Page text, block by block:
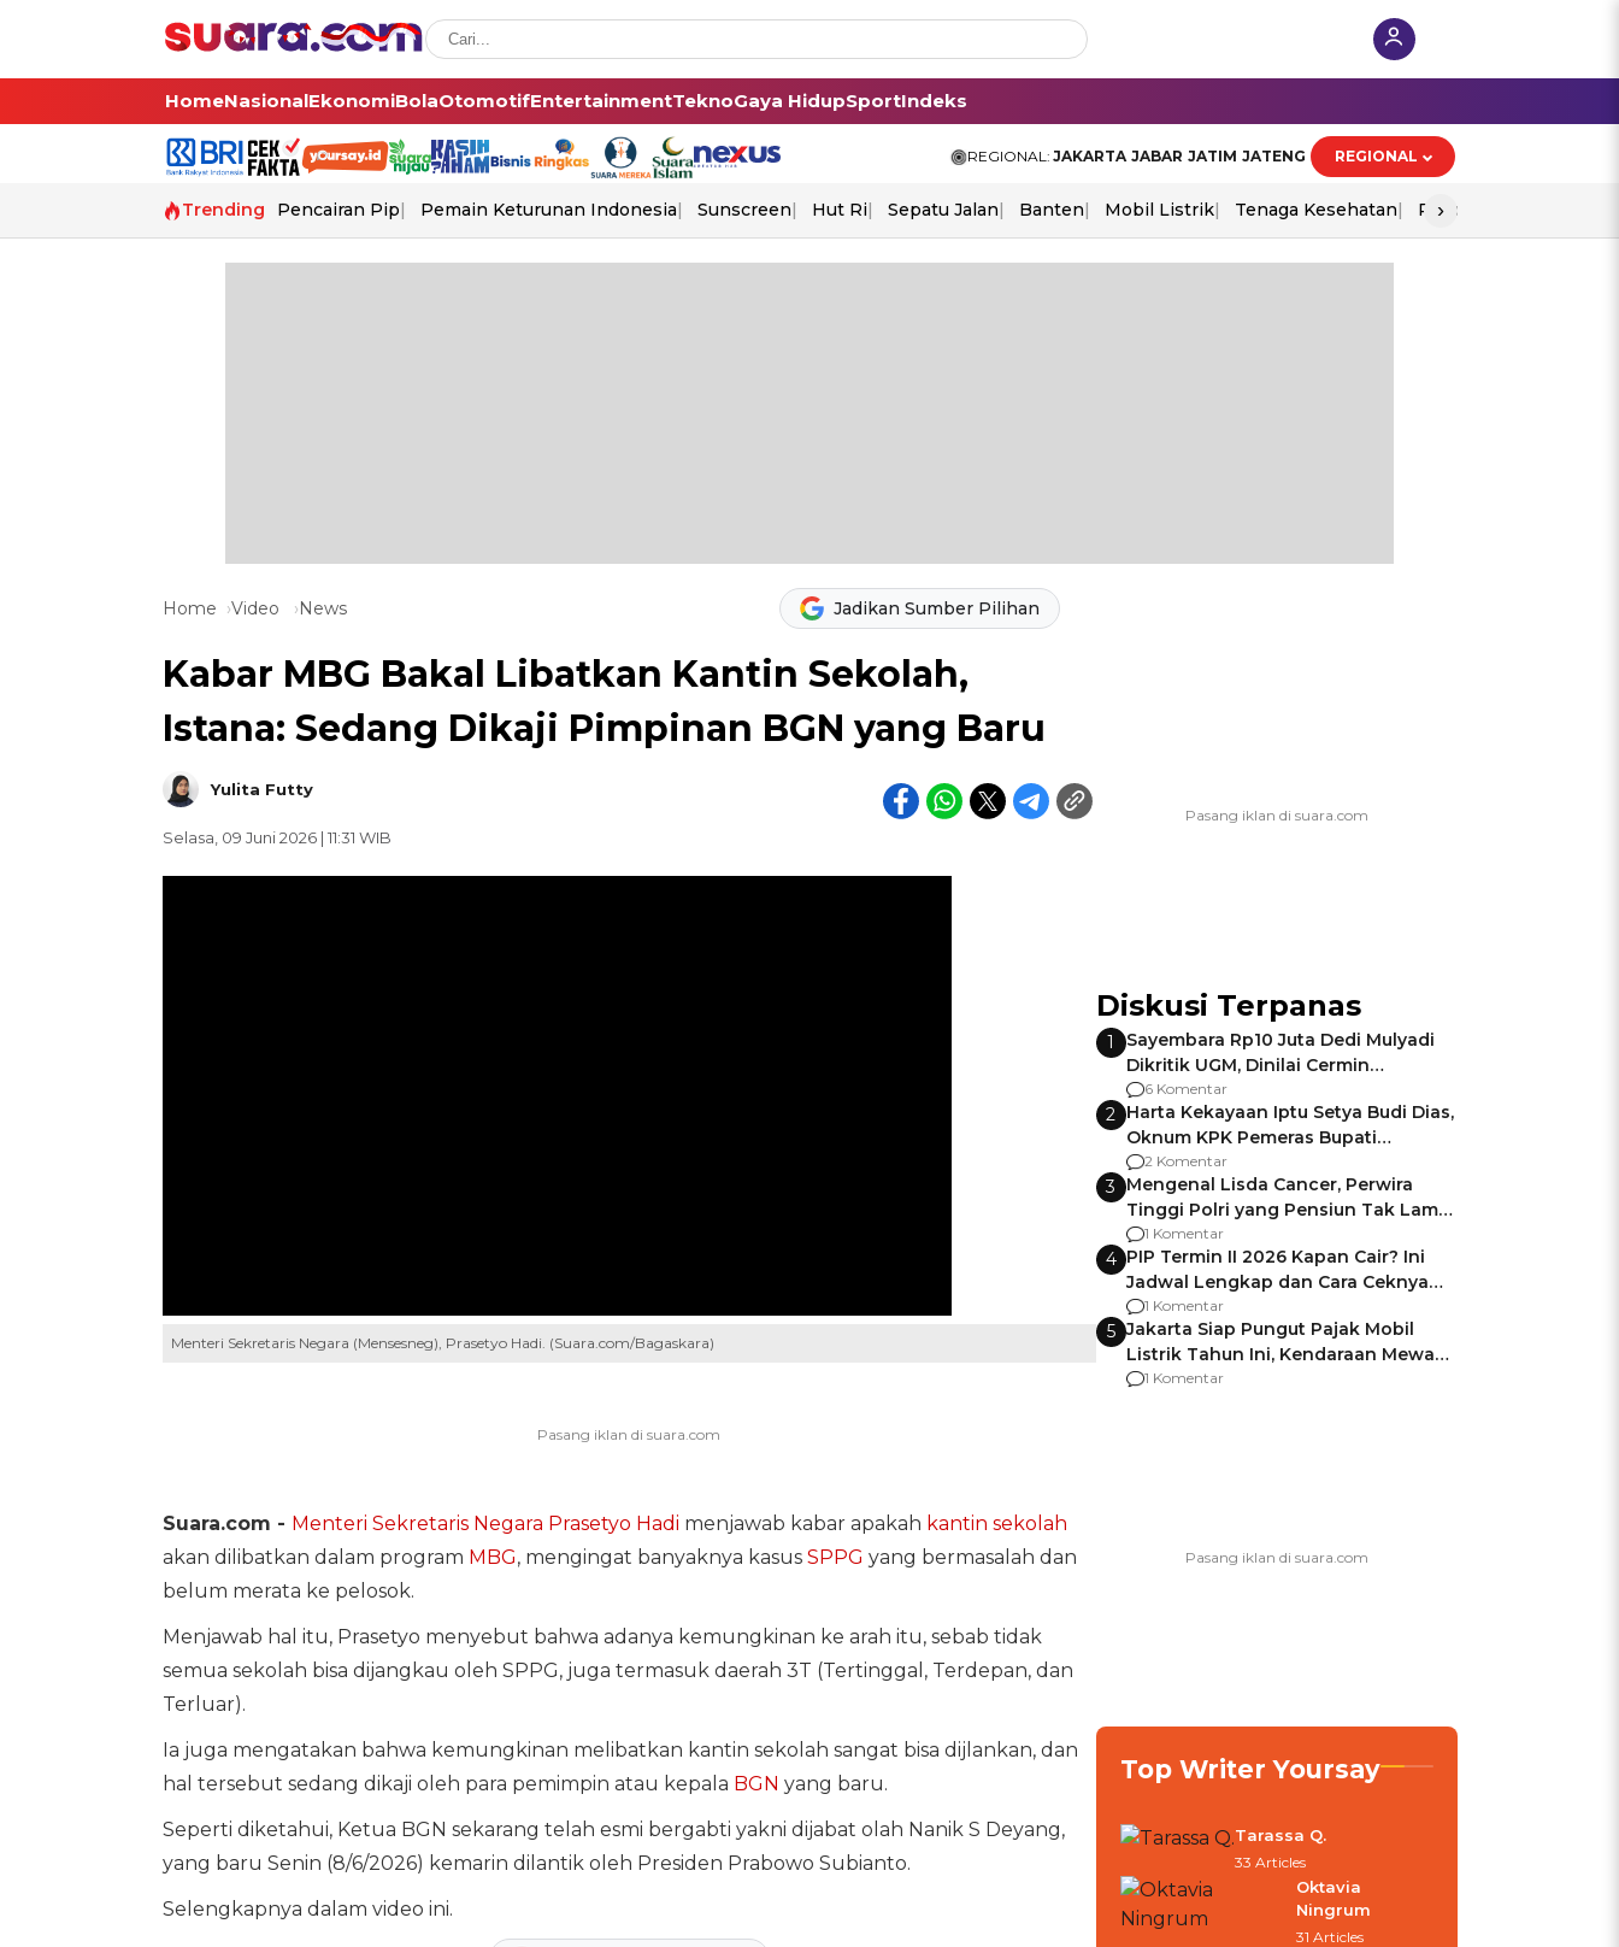
HomeNasionalEkonomiBolaOtomotifEntertainmentTeknoGaya HidupSportIndeks
REGIONAL: JAKARTA JABAR JATIM JATENG REGIONAL
Trending Pencairan Pip Pemain Keturunan Indonesia Sunscreen Hut Ri Sepatu Jalan Banten Mobil Listrik Tenaga Kesehatan Piala Aff 2026
›
Home Video News Jadikan Sumber Pilihan
Kabar MBG Bakal Libatkan Kantin Sekolah,
Istana: Sedang Dikaji Pimpinan BGN yang Baru
Yulita Futty
Selasa, 09 Juni 2026 | 11:31 WIB
Menteri Sekretaris Negara (Mensesneg), Prasetyo Hadi. (Suara.com/Bagaskara)
Suara.com - Menteri Sekretaris Negara Prasetyo Hadi menjawab kabar apakah kantin sekolah
akan dilibatkan dalam program MBG, mengingat banyaknya kasus SPPG yang bermasalah dan
belum merata ke pelosok.
Menjawab hal itu, Prasetyo menyebut bahwa adanya kemungkinan ke arah itu, sebab tidak
semua sekolah bisa dijangkau oleh SPPG, juga termasuk daerah 3T (Tertinggal, Terdepan, dan
Terluar).
Ia juga mengatakan bahwa kemungkinan melibatkan kantin sekolah sangat bisa dijlankan, dan
hal tersebut sedang dikaji oleh para pemimpin atau kepala BGN yang baru.
Seperti diketahui, Ketua BGN sekarang telah esmi bergabti yakni dijabat olah Nanik S Deyang,
yang baru Senin (8/6/2026) kemarin dilantik oleh Presiden Prabowo Subianto.
Selengkapnya dalam video ini.
Diskusi Terpanas
1
Sayembara Rp10 Juta Dedi Mulyadi
Dikritik UGM, Dinilai Cermin
Gagalnya Negara Jamin Keamanan
6 Komentar
2 Harta Kekayaan Iptu Setya Budi Dias,
Oknum KPK Pemeras Bupati
Pemalang
2 Komentar
3 Mengenal Lisda Cancer, Perwira
Tinggi Polri yang Pensiun Tak Lama
Usai Jadi Brigjen
1 Komentar
4 PIP Termin II 2026 Kapan Cair? Ini
Jadwal Lengkap dan Cara Ceknya
agar Dana Tidak Hangus!
1 Komentar
5 Jakarta Siap Pungut Pajak Mobil
Listrik Tahun Ini, Kendaraan Mewah
Kena hingga 75% PKB
1 Komentar
Top Writer Yoursay
Tarassa Q.
33 Articles
Oktavia
Ningrum
31 Articles